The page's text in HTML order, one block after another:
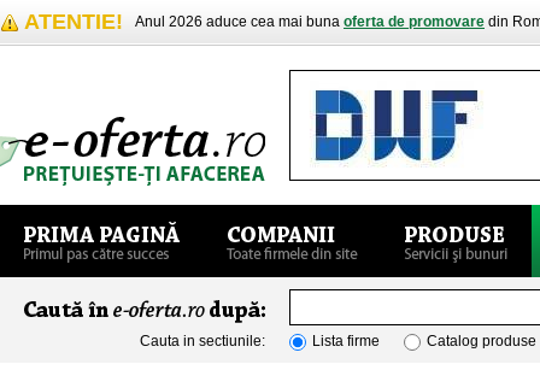
ATENTIE! Anul 2026 aduce cea mai buna oferta de promovare din
Cauta in sectiunile: Lista firme Catalog produse